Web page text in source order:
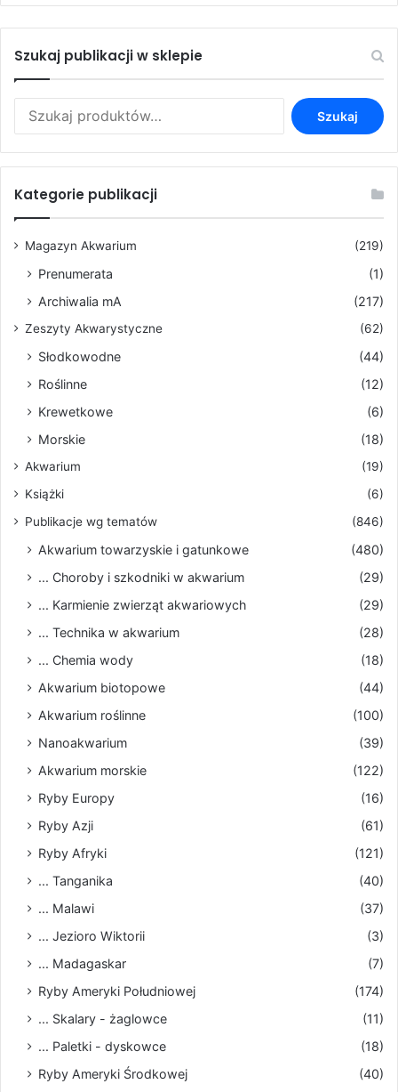
Szukaj publikacji w sklepie
Szukaj
Kategorie publikacji
Magazyn Akwarium (219)
Prenumerata
(1)
Archiwalia mA
(217)
Zeszyty Akwarystyczne (62)
Słodkowodne
(44)
Roślinne
(12)
Krewetkowe
(6)
Morskie
(18)
Akwarium
(19)
Książki
(6)
Publikacje wg tematów
(846)
Akwarium towarzyskie i gatunkowe
(480)
... Choroby i szkodniki w akwarium
(29)
... Karmienie zwierząt akwariowych
(29)
... Technika w akwarium
(28)
... Chemia wody
(18)
Akwarium biotopowe
(44)
Akwarium roślinne
(100)
Nanoakwarium
(39)
Akwarium morskie
(122)
Ryby Europy
(16)
Ryby Azji
(61)
Ryby Afryki
(121)
... Tanganika
(40)
... Malawi
(37)
... Jezioro Wiktorii
(3)
... Madagaskar
(7)
Ryby Ameryki Południowej
(174)
... Skalary - żaglowce
(11)
... Paletki - dyskowce
(18)
Ryby Ameryki Środkowej
(40)